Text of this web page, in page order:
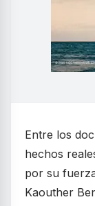
Entre los
hechos
por su
Kaouther